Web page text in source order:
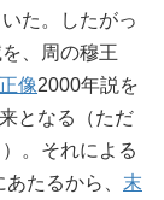
た。したがっ
、周の穆王
正像2000年説を
となる（ただ
。それによる
たるから、 末